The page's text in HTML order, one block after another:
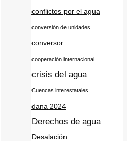
conflictos por el agua
conversión de unidades
conversor
cooperación internacional
crisis del agua
Cuencas interestatales
dana 2024
Derechos de agua
Desalación